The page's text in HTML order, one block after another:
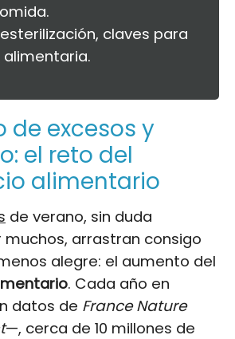
claves para
alimentaria.
de excesos y
el reto del
alimentario
de verano, sin duda
arrastran consigo
alegre: el aumento del
. Cada año en
datos de France Nature
—, cerca de 10 millones de